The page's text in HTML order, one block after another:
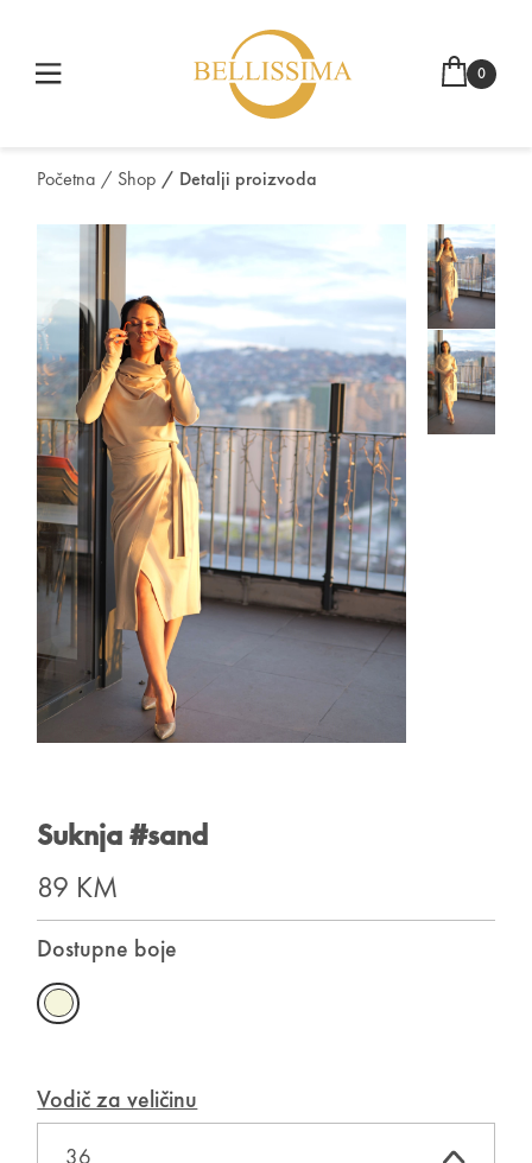
0
Početna / Shop / Detalji proizvoda
Suknja #sand
89 KM
Dostupne boje
Vodič za veličinu